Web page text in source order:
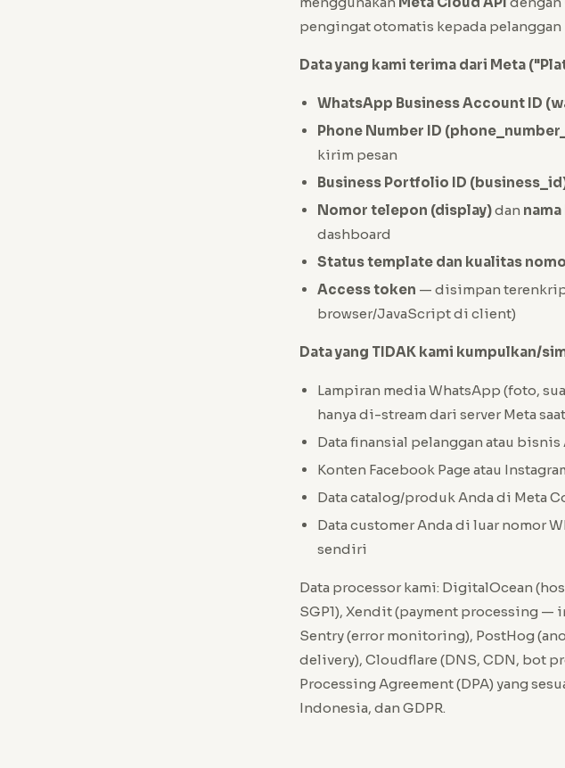
pengingat otomatis kepada pelanggan
Data yang kami terima dari Meta
WhatsApp Business Account ID
Phone Number ID
kirim pesan
Business Portfolio ID
Nomor telepon (display)dan
dashboard
Status template dan kualitas
Access token — disimpan
browser/JavaScript di client)
Data yang TIDAK kami kumpulkan/
Lampiran media WhatsApp (foto,
hanya di-stream dari server Meta
Data finansial pelanggan atau bisnis
Konten Facebook Page atau
Data catalog/produk Anda di Meta
Data customer Anda di luar nomor
sendiri
Data processor kami: DigitalOcean
SGP1), Xendit (payment processing
Sentry (error monitoring), PostHog
delivery), Cloudflare (DNS, CDN, bot
Processing Agreement (DPA) yang
Indonesia, dan GDPR.